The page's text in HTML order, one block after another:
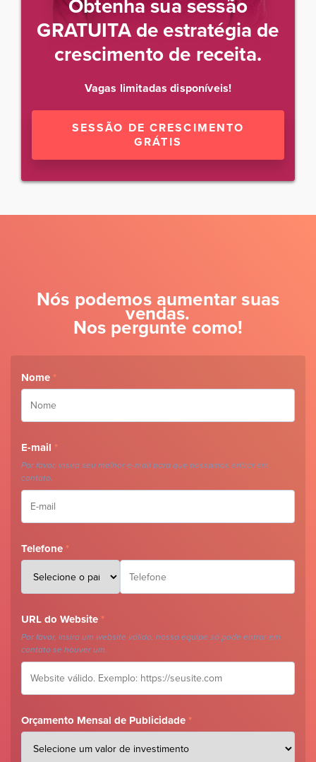
Obtenha sua sessão
GRATUITA de estratégia de
crescimento de receita.
Vagas limitadas disponíveis!
SESSÃO DE CRESCIMENTO
GRÁTIS
Nós podemos aumentar suas
vendas.
Nos pergunte como!
Nome *
E-mail *
Por favor, insira seu melhor e-mail para que possamos entrar em
contato.
Telefone *
URL do Website *
Por favor, insira um website válido, nossa equipe só pode entrar em
contato se houver um.
Orçamento Mensal de Publicidade *